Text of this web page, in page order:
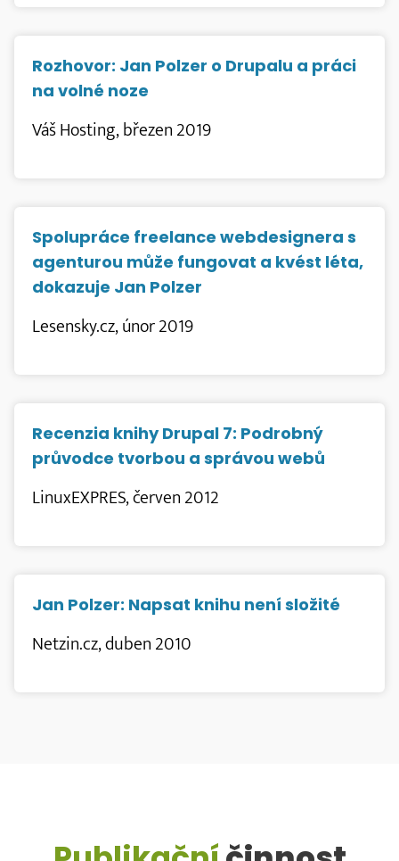
Rozhovor: Jan Polzer o Drupalu a práci
na volné noze
Váš Hosting, březen 2019
Spolupráce freelance webdesignera s
agenturou může fungovat a kvést léta,
dokazuje Jan Polzer
Lesensky.cz, únor 2019
Recenzia knihy Drupal 7: Podrobný
průvodce tvorbou a správou webů
LinuxEXPRES, červen 2012
Jan Polzer: Napsat knihu není složité
Netzin.cz, duben 2010